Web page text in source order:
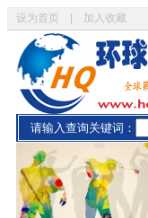
设为首页 加入收藏
请输入查询关键词：